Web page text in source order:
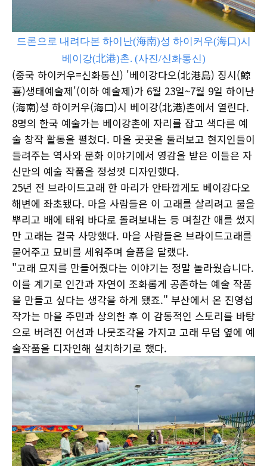
드론으로 내려다본 하이난(海南)성 하이커우(海口)시
베이강(北港)촌. (사진/신화통신)
(중국 하이커우=신화통신) '베이강다오(北港島) 징시(鯨
喜)생태예술제'(이하 예술제)가 6월 23일~7월 9일 하이난
(海南)성 하이커우(海口)시 베이강(北港)촌에서 열린다.
8명의 한국 예술가는 베이강촌에 자리를 잡고 색다른 예
술 창작 활동을 펼쳤다. 마을 곳곳을 둘러보고 현지인들이
들려주는 역사와 문화 이야기에서 영감을 받은 이들은 자
신만의 예술 작품을 정성껏 디자인했다.
25년 전 브라이드고래 한 마리가 안타깝게도 베이강다오
해변에 좌초됐다. 마을 사람들은 이 고래를 살리려고 물을
뿌리고 배에 태워 바다로 돌려보내는 등 며칠간 애를 썼지
만 고래는 결국 사망했다. 마을 사람들은 브라이드고래를
묻어주고 묘비를 세워주며 슬픔을 달랬다.
"고래 묘지를 만들어줬다는 이야기는 정말 놀라웠습니다.
이를 계기로 인간과 자연이 조화롭게 공존하는 예술 작품
을 만들고 싶다는 생각을 하게 됐죠." 부산에서 온 진영섭
작가는 마을 주민과 상의한 후 이 감동적인 스토리를 바탕
으로 버려진 어선과 나뭇조각을 가지고 고래 무덤 옆에 예
술작품을 디자인해 설치하기로 했다.